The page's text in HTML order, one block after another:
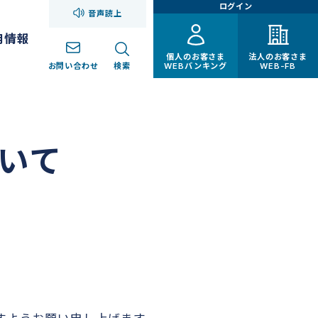
情報
音声読上
お問い合わせ 検索
ログイン
個人のお客さま
WEBバンキング
法人のお客さま
WEB-FB
て